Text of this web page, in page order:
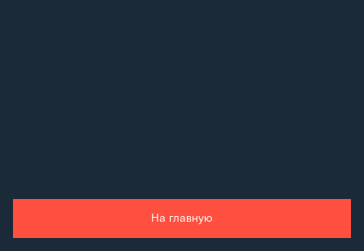
На главную